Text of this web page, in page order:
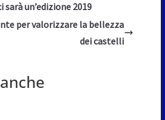
un’edizione 2019
per valorizzare la bellezza
dei castelli